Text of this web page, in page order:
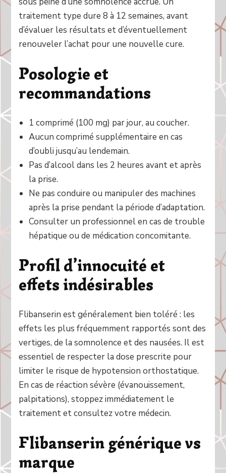
traitement type dure 8 à 12 semaines, avant
d’évaluer les résultats et d’éventuellement
renouveler l’achat pour une nouvelle cure.
Posologie et
recommandations
1 comprimé (100 mg) par jour, au coucher.
Aucun comprimé supplémentaire en cas
d’oubli jusqu’au lendemain.
Pas d’alcool dans les 2 heures avant et après
la prise.
Ne pas conduire ou manipuler des machines
après la prise pendant la période d’adaptation.
Consulter un professionnel en cas de trouble
hépatique ou de médication concomitante.
Profil d’innocuité et
effets indésirables
Flibanserin est généralement bien toléré : les
effets les plus fréquemment rapportés sont des
vertiges, de la somnolence et des nausées. Il est
essentiel de respecter la dose prescrite pour
limiter le risque de hypotension orthostatique.
En cas de réaction sévère (évanouissement,
palpitations), stoppez immédiatement le
traitement et consultez votre médecin.
Flibanserin générique vs
marque